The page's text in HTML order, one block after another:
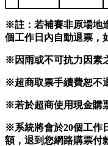
※註：若補賽非原場地
個工作日內自動退票，
※因雨或不可抗力因素
※超商取票手續費恕不
※若於超商使用現金購
※系統將會於20個工作
額，退到您網路購票付